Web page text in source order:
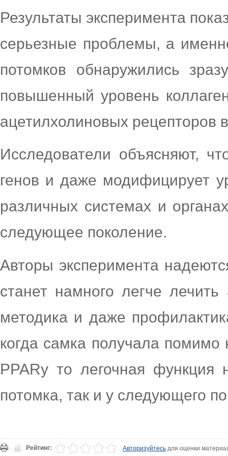
Результаты эксперимента
серьезные проблемы, а
потомков обнаружились
повышенный уровень
ацетилхолиновых рецепторов
Исследователи объясняют,
генов и даже модифицирует
различных системах и
следующее поколение.
Авторы эксперимента
станет намного легче
методика и даже
когда самка получала помимо
PPARy то легочная функция
потомка, так и у следующего
Рейтинг: Авторизуйтесьдля оценки